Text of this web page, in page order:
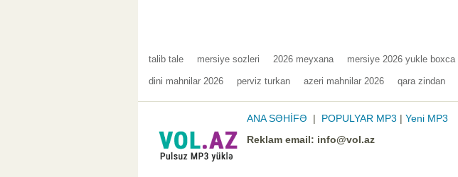
talib tale mersiye sozleri 2026 meyxana mersiye 2026 yukle boxca
dini mahnilar 2026 perviz turkan azeri mahnilar 2026 qara zindan
ANA SƏHİFƏ | POPULYAR MP3 | Yeni MP3
Reklam email: info@vol.az